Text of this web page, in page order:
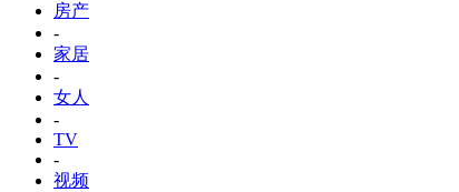
房产
-
家居
-
女人
-
TV
-
视频